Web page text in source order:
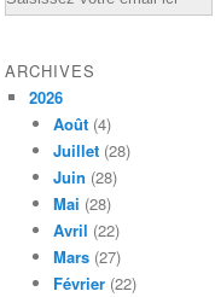
ARCHIVES
2026
Août (4)
Juillet (28)
Juin (28)
Mai (28)
Avril (22)
Mars (27)
Février (22)